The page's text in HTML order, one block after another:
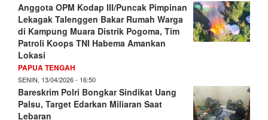
Anggota OPM Kodap III/Puncak Pimpinan
Lekagak Talenggen Bakar Rumah Warga
di Kampung Muara Distrik Pogoma, Tim
Patroli Koops TNI Habema Amankan
Lokasi
PAPUA TENGAH
SENIN, 13/04/2026 - 16:50
Bareskrim Polri Bongkar Sindikat Uang
Palsu, Target Edarkan Miliaran Saat
Lebaran